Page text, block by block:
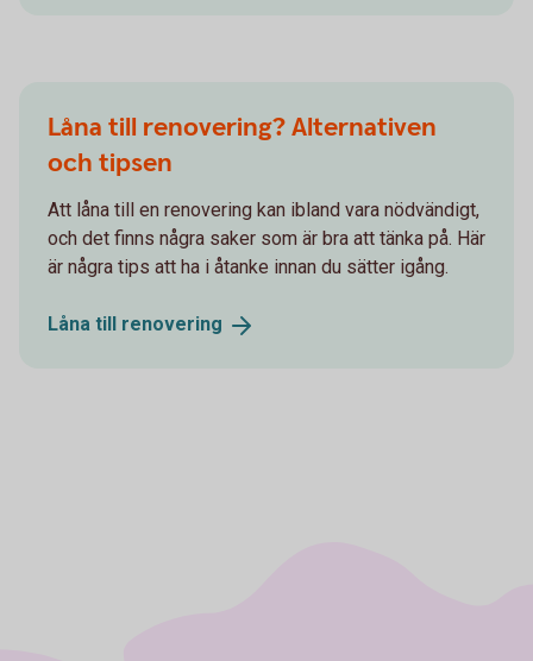
Låna till renovering? Alternativen
och tipsen
Att låna till en renovering kan ibland vara nödvändigt,
och det finns några saker som är bra att tänka på. Här
är några tips att ha i åtanke innan du sätter igång.
Låna till renovering